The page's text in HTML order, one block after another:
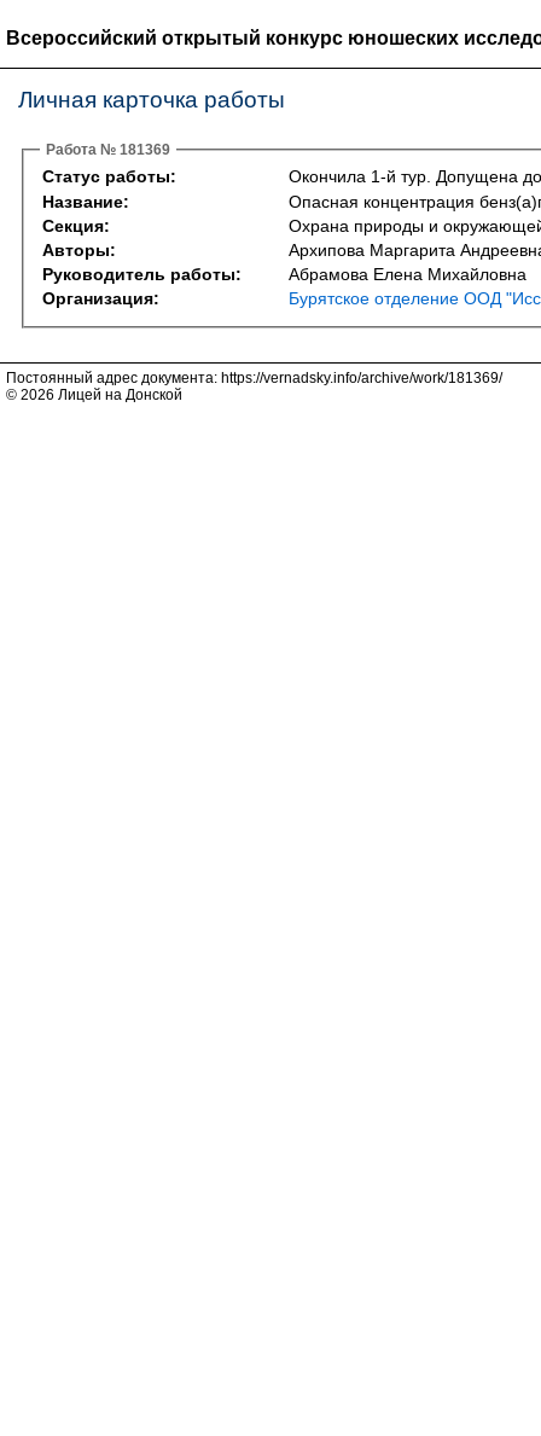
Всероссийский открытый конкурс юношеских
Личная карточка работы
Работа № 181369
Статус работы:
Окончила 1-й тур. Допущена
Название:
Опасная концентрация
Секция:
Охрана природы и
Авторы:
Архипова Маргарита
Руководитель работы:
Абрамова Елена Михайловна
Организация:
Бурятское отделение ООД
Постоянный адрес документа: https://vernadsky.info/archive/work/181369/
© 2026 Лицей на Донской